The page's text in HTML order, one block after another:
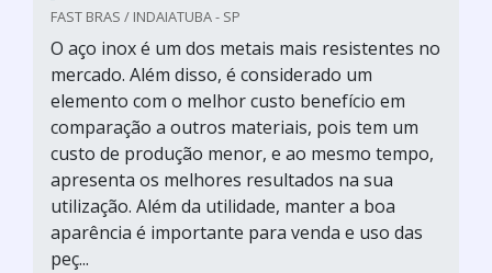
FAST BRAS / INDAIATUBA - SP
O aço inox é um dos metais mais resistentes no
mercado. Além disso, é considerado um
elemento com o melhor custo benefício em
comparação a outros materiais, pois tem um
custo de produção menor, e ao mesmo tempo,
apresenta os melhores resultados na sua
utilização. Além da utilidade, manter a boa
aparência é importante para venda e uso das
peç...